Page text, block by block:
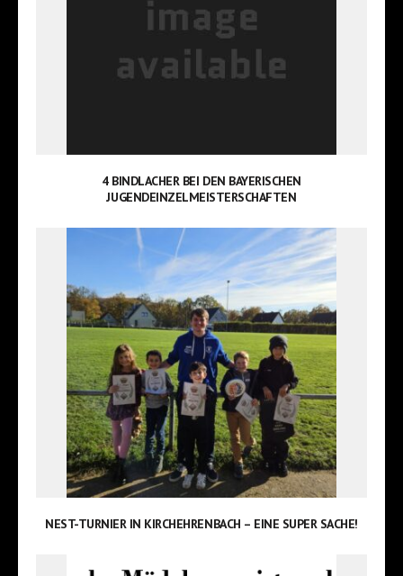
4 BINDLACHER BEI DEN BAYERISCHEN
JUGENDEINZELMEISTERSCHAFTEN
NEST-TURNIER IN KIRCHEHRENBACH – EINE SUPER SACHE!